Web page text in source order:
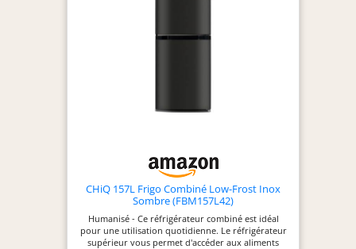
nivellement parfait même sur les sols irréguliers.
CHiQ 157L Frigo Combiné Low-Frost Inox
Sombre (FBM157L42)
Humanisé - Ce réfrigérateur combiné est idéal
pour une utilisation quotidienne. Le réfrigérateur
supérieur vous permet d'accéder aux aliments